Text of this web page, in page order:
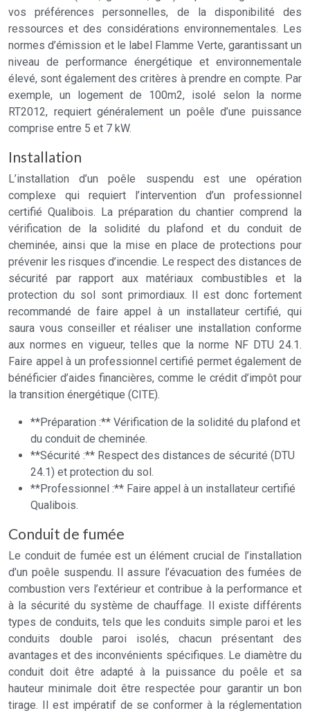
vos préférences personnelles, de la disponibilité des
ressources et des considérations environnementales. Les
normes d’émission et le label Flamme Verte, garantissant un
niveau de performance énergétique et environnementale
élevé, sont également des critères à prendre en compte. Par
exemple, un logement de 100m2, isolé selon la norme
RT2012, requiert généralement un poêle d’une puissance
comprise entre 5 et 7 kW.
Installation
L’installation d’un poêle suspendu est une opération
complexe qui requiert l’intervention d’un professionnel
certifié Qualibois. La préparation du chantier comprend la
vérification de la solidité du plafond et du conduit de
cheminée, ainsi que la mise en place de protections pour
prévenir les risques d’incendie. Le respect des distances de
sécurité par rapport aux matériaux combustibles et la
protection du sol sont primordiaux. Il est donc fortement
recommandé de faire appel à un installateur certifié, qui
saura vous conseiller et réaliser une installation conforme
aux normes en vigueur, telles que la norme NF DTU 24.1.
Faire appel à un professionnel certifié permet également de
bénéficier d’aides financières, comme le crédit d’impôt pour
la transition énergétique (CITE).
**Préparation :** Vérification de la solidité du plafond et
du conduit de cheminée.
**Sécurité :** Respect des distances de sécurité (DTU
24.1) et protection du sol.
**Professionnel :** Faire appel à un installateur certifié
Qualibois.
Conduit de fumée
Le conduit de fumée est un élément crucial de l’installation
d’un poêle suspendu. Il assure l’évacuation des fumées de
combustion vers l’extérieur et contribue à la performance et
à la sécurité du système de chauffage. Il existe différents
types de conduits, tels que les conduits simple paroi et les
conduits double paroi isolés, chacun présentant des
avantages et des inconvénients spécifiques. Le diamètre du
conduit doit être adapté à la puissance du poêle et sa
hauteur minimale doit être respectée pour garantir un bon
tirage. Il est impératif de se conformer à la réglementation